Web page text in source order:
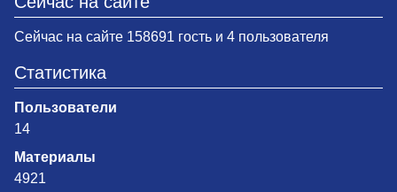
Сейчас на сайте 158691 гость и 4 пользователя
Статистика
Пользователи
14
Материалы
4921